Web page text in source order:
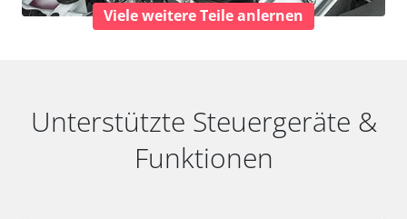
Viele weitere Teile anlernen
Unterstützte Steuergeräte &
Funktionen